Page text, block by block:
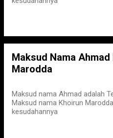
Maksud Nama Ahmad
Marodda
Maksud nama Ahmad adalah
Maksud nama Khoirun
kesudahannya